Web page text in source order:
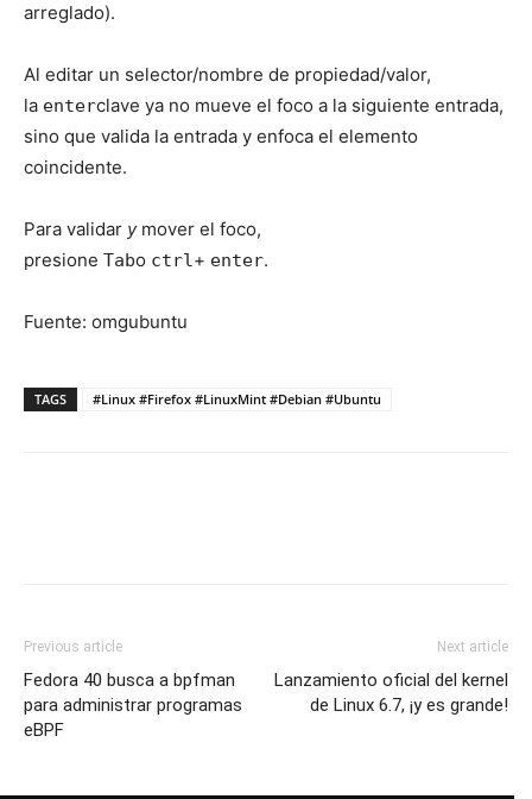
arreglado).
Al editar un selector/nombre de propiedad/valor,
la enterclave ya no mueve el foco a la siguiente entrada,
sino que valida la entrada y enfoca el elemento
coincidente.
Para validar ymover el foco,
presione Tabo ctrl+ enter.
Fuente: omgubuntu
TAGS #Linux #Firefox #LinuxMint #Debian #Ubuntu
Previous article
Fedora 40 busca a bpfman
para administrar programas
eBPF
Next article
Lanzamiento oficial del kernel
de Linux 6.7, ¡y es grande!